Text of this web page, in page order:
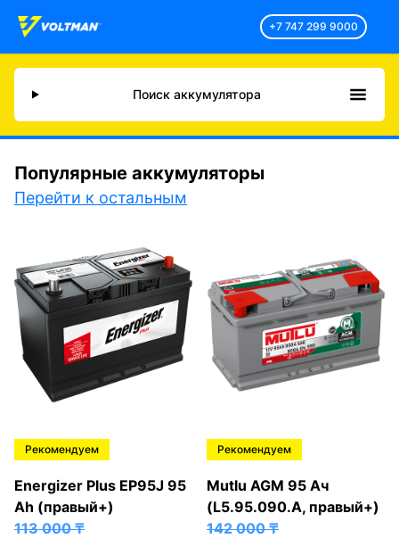
+7 747 299 9000
Поиск аккумулятора
Популярные аккумуляторы
Перейти к остальным
Рекомендуем
Energizer Plus EP95J 95
Ah (правый+)
113 000₸
Рекомендуем
Mutlu AGM 95 Ач
(L5.95.090.A, правый+)
142 000₸